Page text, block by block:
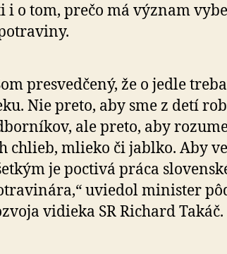
i o tom, prečo má význam
presvedčený, že o jedle
Nie preto, aby sme z detí
ale preto, aby
chlieb, mlieko či jablko. Aby
je poctivá práca
uviedol minister
vidieka SR Richard Takáč.